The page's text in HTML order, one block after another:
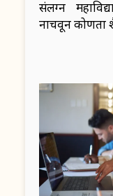
संलग्न
नाचवून कोणता